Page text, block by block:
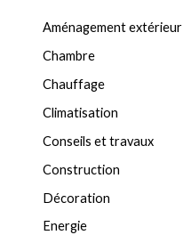
Aménagement extérieur
Chambre
Chauffage
Climatisation
Conseils et travaux
Construction
Décoration
Energie